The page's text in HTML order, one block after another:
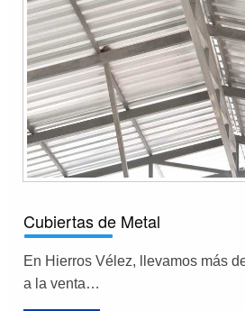
Cubiertas de Metal
En Hierros Vélez, llevamos más
a la venta…